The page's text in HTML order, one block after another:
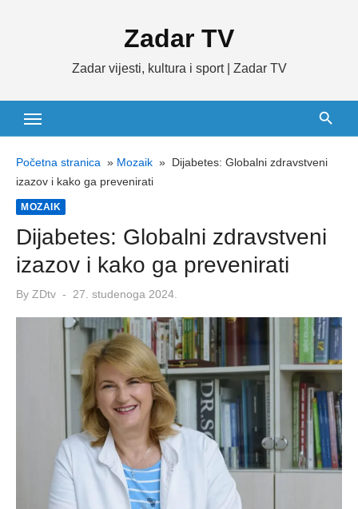
Zadar TV
Zadar vijesti, kultura i sport | Zadar TV
Početna stranica » Mozaik » Dijabetes: Globalni zdravstveni
izazov i kako ga prevenirati
MOZAIK
Dijabetes: Globalni zdravstveni
izazov i kako ga prevenirati
By ZDtv
Posted
27. studenoga 2024.